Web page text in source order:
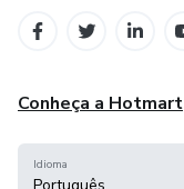
Conheça a Hotmart
Idioma